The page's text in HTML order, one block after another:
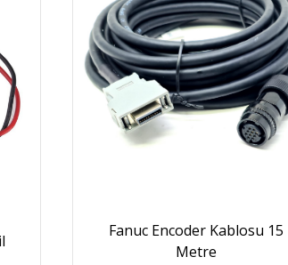
Fanuc Encoder Kablosu 15
Metre